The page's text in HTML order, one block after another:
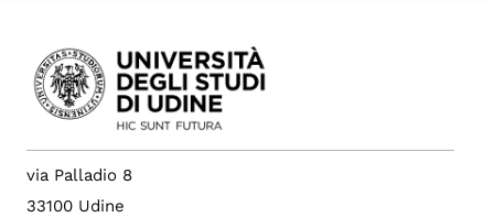
via Palladio 8
33100 Udine